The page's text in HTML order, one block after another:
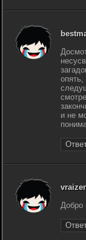
и не
Добро